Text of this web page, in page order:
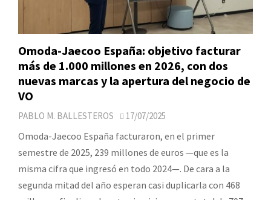
Omoda-Jaecoo España: objetivo facturar
más de 1.000 millones en 2026, con dos
nuevas marcas y la apertura del negocio de
VO
PABLO M. BALLESTEROS 17/07/2025
Omoda-Jaecoo España facturaron, en el primer
semestre de 2025, 239 millones de euros —que es la
misma cifra que ingresó en todo 2024—. De cara a la
segunda mitad del año esperan casi duplicarla con 468